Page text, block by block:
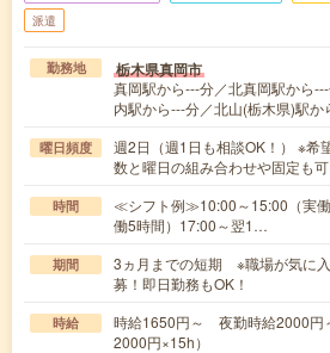
派遣
勤務地 栃木県真岡市
真岡駅から---分／北真岡駅から
内駅から---分／北山(栃木県)駅か
曜日頻度
週2日（週1日も相談OK！） ※希
数と曜日の組み合わせや固定も可
時間
≪シフト例≫10:00～15:00（実
働5時間）17:00～翌1…
期間
3ヵ月までの短期 ※職場が気に
募！即日勤務もOK！
時給
時給1650円～ 夜勤時給2000
2000円×15h）